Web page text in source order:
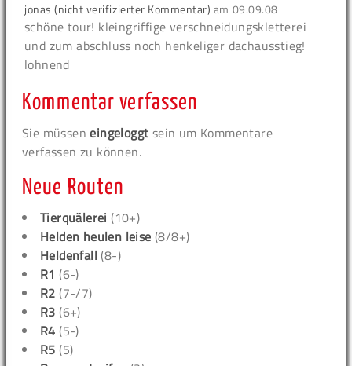
jonas (nicht verifizierter Kommentar) am 09.09.08
schöne tour! kleingriffige verschneidungskletterei
und zum abschluss noch henkeliger dachausstieg!
lohnend
Kommentar verfassen
Sie müsseneingeloggt sein um Kommentare
verfassen zu können.
Neue Routen
Tierquälerei (10+)
Helden heulen leise (8/8+)
Heldenfall (8-)
R1 (6-)
R2 (7-/7)
R3 (6+)
R4 (5-)
R5 (5)